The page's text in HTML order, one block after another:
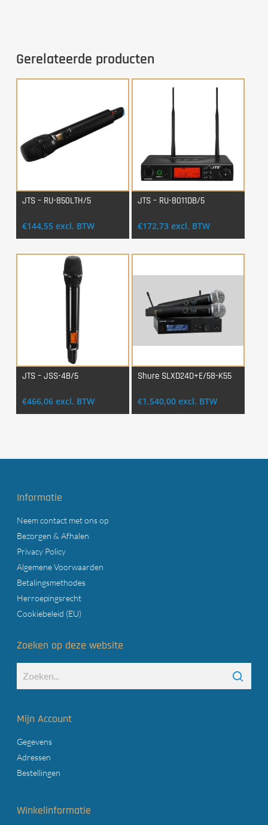
Gerelateerde producten
JTS – RU-850LTH/5
€144,55 excl. BTW
JTS – RU-8011DB/5
€172,73 excl. BTW
JTS – JSS-4B/5
€466,06 excl. BTW
Shure SLXD24D+E/58-K55
€1.540,00 excl. BTW
Informatie
Neem contact met ons op
Bezorgen & Afhalen
Privacy Policy
Algemene Voorwaarden
Betalingsmethodes
Herroepingsrecht
Cookiebeleid (EU)
Zoeken op deze website
Mijn Account
Gegevens
Adressen
Bestellingen
Winkelinformatie